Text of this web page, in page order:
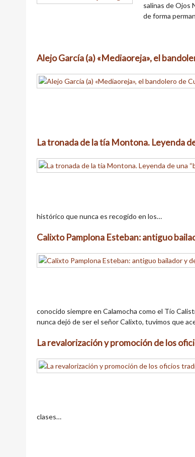
salinas de Ojos
de forma
Alejo García (a) «Mediaoreja», el
La tronada de la tía Montona. Leyenda
histórico que nunca es recogido en los…
Calixto Pamplona Esteban: antiguo
conocido siempre en Calamocha como el Tío
nunca dejó de ser el señor Calixto, tuvimos que
La revalorización y promoción de los
clases…